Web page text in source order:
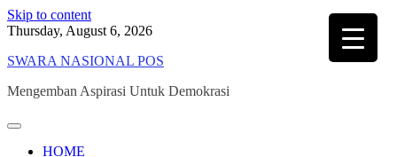
Skip to content
Thursday, August 6, 2026
SWARA NASIONAL POS
Mengemban Aspirasi Untuk Demokrasi
HOME